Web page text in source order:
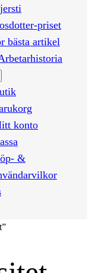
priset
bästa artikel
konto
&